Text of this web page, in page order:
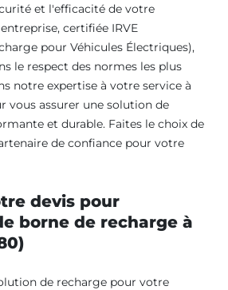
et l'efficacité de votre
certifiée IRVE
pour Véhicules Électriques),
le respect des normes les plus
notre expertise à votre service à
vous assurer une solution de
et durable. Faites le choix de
de confiance pour votre
devis pour
borne de recharge à
de recharge pour votre